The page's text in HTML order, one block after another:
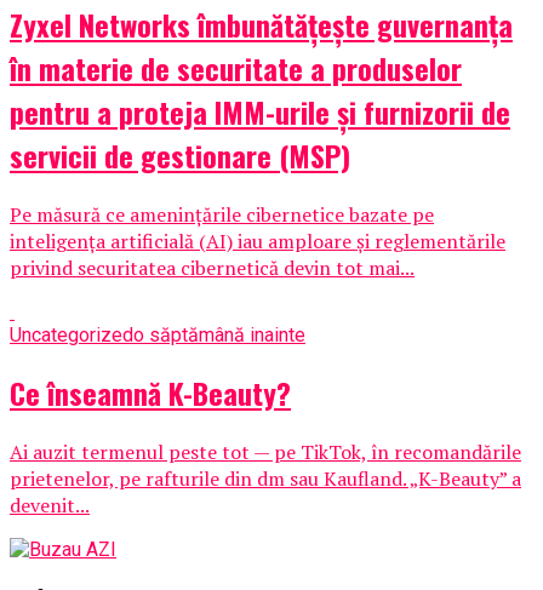
Zyxel Networks îmbunătățește guvernanța
în materie de securitate a produselor
pentru a proteja IMM-urile și furnizorii de
servicii de gestionare (MSP)
Pe măsură ce amenințările cibernetice bazate pe
inteligența artificială (AI) iau amploare și reglementările
privind securitatea cibernetică devin tot mai...
Uncategorizedo săptămână inainte
Ce înseamnă K-Beauty?
Ai auzit termenul peste tot — pe TikTok, în recomandările
prietenelor, pe rafturile din dm sau Kaufland. „K-Beauty” a
devenit...